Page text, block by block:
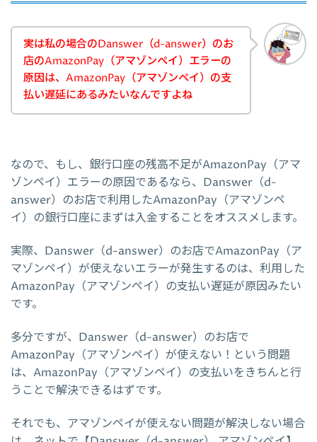
実は私の場合のDanswer（d-answer）のお
店のAmazonPay（アマゾンペイ）エラーの
原因は、AmazonPay（アマゾンペイ）の支
払い遅延にあるみたいなんですよね
なので、もし、銀行口座の残高不足がAmazonPay（アマ
ゾンペイ）エラーの原因であるなら、Danswer（d-
answer）のお店で利用したAmazonPay（アマゾンペ
イ）の銀行口座にまずは入金することをオススメします。
実際、Danswer（d-answer）のお店でAmazonPay（ア
マゾンペイ）が使えないエラーが発生するのは、利用した
AmazonPay（アマゾンペイ）の支払い遅延が原因みたい
です。
多分ですが、Danswer（d-answer）のお店で
AmazonPay（アマゾンペイ）が使えない！という問題
は、AmazonPay（アマゾンペイ）の支払いをきちんと行
うことで解決できるはずです。
それでも、アマゾンペイが使えない問題が解決しない場合